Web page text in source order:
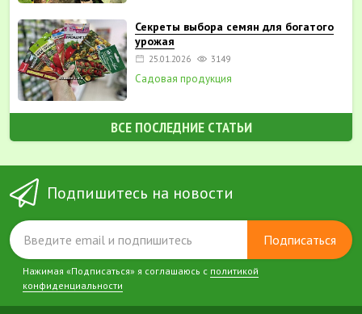
Секреты выбора семян для богатого
урожая
25.01.2026 3149
Садовая продукция
ВСЕ ПОСЛЕДНИЕ СТАТЬИ
Подпишитесь на новости
Подписаться
Нажимая «Подписаться» я соглашаюсь с политикой
конфиденциальности